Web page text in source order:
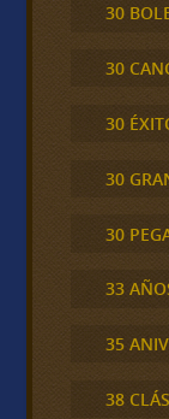
30
30
30
30
30
33
35
38